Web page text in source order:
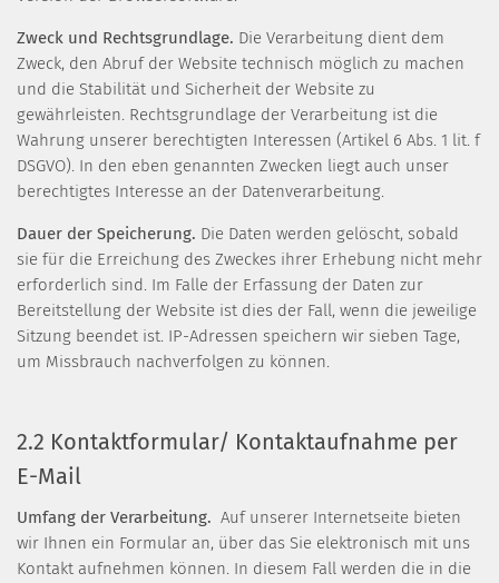
Zweck und Rechtsgrundlage. Die Verarbeitung dient dem
Zweck, den Abruf der Website technisch möglich zu machen
und die Stabilität und Sicherheit der Website zu
gewährleisten. Rechtsgrundlage der Verarbeitung ist die
Wahrung unserer berechtigten Interessen (Artikel 6 Abs. 1 lit. f
DSGVO). In den eben genannten Zwecken liegt auch unser
berechtigtes Interesse an der Datenverarbeitung.
Dauer der Speicherung. Die Daten werden gelöscht, sobald
sie für die Erreichung des Zweckes ihrer Erhebung nicht mehr
erforderlich sind. Im Falle der Erfassung der Daten zur
Bereitstellung der Website ist dies der Fall, wenn die jeweilige
Sitzung beendet ist. IP-Adressen speichern wir sieben Tage,
um Missbrauch nachverfolgen zu können.
2.2 Kontaktformular/ Kontaktaufnahme per
E-Mail
Umfang der Verarbeitung. Auf unserer Internetseite bieten
wir Ihnen ein Formular an, über das Sie elektronisch mit uns
Kontakt aufnehmen können. In diesem Fall werden die in die